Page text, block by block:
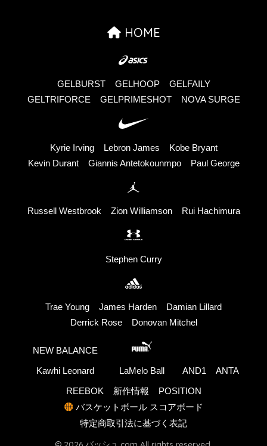
HOME
GELBURST GELHOOP
GELFAILY
GELTRIFORCE
GELPRIMESHOT NOVA SURGE
Kyrie Irving Lebron James
Kobe Bryant
Kevin Durant
Giannis Antetokounmpo Paul George
Russell Westbrook Zion Williamson Rui Hachimura
Stephen Curry
Trae Young James Harden
Damian Lillard
Derrick Rose
Donovan Mitchel
NEW BALANCE
Kawhi Leonard LaMelo Ball AND1 ANTA
REEBOK 新作情報
POSITION
バスケットボール スコアボード
特定商取引法に基づく表記